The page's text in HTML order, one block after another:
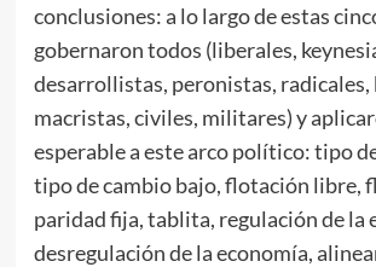
conclusiones: a lo largo de estas
gobernaron todos (liberales,
desarrollistas, peronistas,
macristas, civiles, militares) y
esperable a este arco político: tipo
tipo de cambio bajo, flotación libre,
paridad fija, tablita, regulación de la
desregulación de la economía,